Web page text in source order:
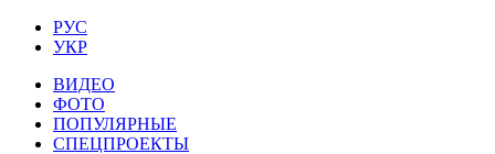
РУС
УКР
ВИДЕО
ФОТО
ПОПУЛЯРНЫЕ
СПЕЦПРОЕКТЫ